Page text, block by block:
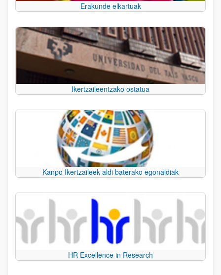
Erakunde elkartuak
Ikertzaileentzako ostatua
Kanpo Ikertzaileek aldi baterako egonaldiak
HR Excellence in Research